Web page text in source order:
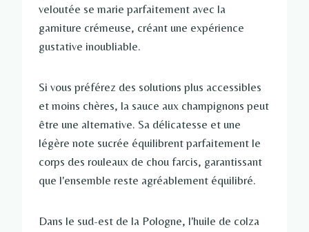
veloutée se marie parfaitement avec la
garniture crémeuse, créant une expérience
gustative inoubliable.
Si vous préférez des solutions plus accessibles
et moins chères, la sauce aux champignons peut
être une alternative. Sa délicatesse et une
légère note sucrée équilibrent parfaitement le
corps des rouleaux de chou farcis, garantissant
que l'ensemble reste agréablement équilibré.
Dans le sud-est de la Pologne, l'huile de colza